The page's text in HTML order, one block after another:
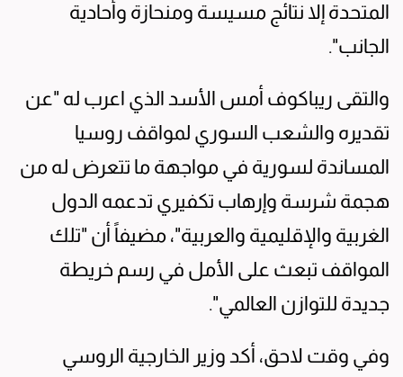
المتحدة إلا نتائج مسيسة ومنحازة وأحادية
الجانب".
والتقى ريباكوف أمس الأسد الذي اعرب له "عن
تقديره والشعب السوري لمواقف روسيا
المساندة لسورية في مواجهة ما تتعرض له من
هجمة شرسة وإرهاب تكفيري تدعمه الدول
الغربية والإقليمية والعربية"، مضيفاً أن "تلك
المواقف تبعث على الأمل في رسم خريطة
جديدة للتوازن العالمي".
وفي وقت لاحق، أكد وزير الخارجية الروسي